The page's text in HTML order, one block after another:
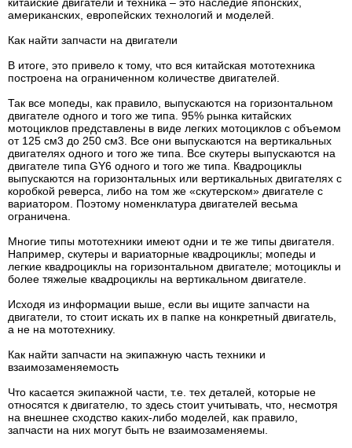
американских, европейских технологий и моделей.
Как найти запчасти на двигатели
В итоге, это привело к тому, что вся китайская мототехника
построена на ограниченном количестве двигателей.
Так все мопеды, как правило, выпускаются на горизонтальном
двигателе одного и того же типа. 95% рынка китайских
мотоциклов представлены в виде легких мотоциклов с объемом
от 125 см3 до 250 см3. Все они выпускаются на вертикальных
двигателях одного и того же типа. Все скутеры выпускаются на
двигателе типа GY6 одного и того же типа. Квадроциклы
выпускаются на горизонтальных или вертикальных двигателях с
коробкой реверса, либо на том же «скутерском» двигателе с
вариатором. Поэтому номенклатура двигателей весьма
ограничена.
Многие типы мототехники имеют одни и те же типы двигателя.
Например, скутеры и вариаторные квадроциклы; мопеды и
легкие квадроциклы на горизонтальном двигателе; мотоциклы и
более тяжелые квадроциклы на вертикальном двигателе.
Исходя из информации выше, если вы ищите запчасти на
двигатели, то стоит искать их в папке на конкретный двигатель,
а не на мототехнику.
Как найти запчасти на экипажную часть техники и
взаимозаменяемость
Что касается экипажной части, т.е. тех деталей, которые не
относятся к двигателю, то здесь стоит учитывать, что, несмотря
на внешнее сходство каких-либо моделей, как правило,
запчасти на них могут быть не взаимозаменяемы.